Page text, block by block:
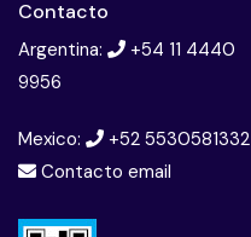
Contacto
Argentina:
+54 11 4440
9956
Mexico:
+52 5530581332
Contacto email